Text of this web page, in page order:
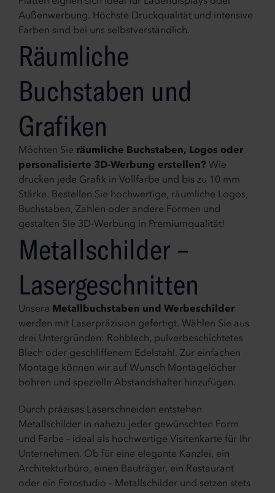
Außenwerbung. Höchste Druckqualität und intensive
Farben sind bei uns selbstverständlich.
Räumliche
Buchstaben und
Grafiken
Möchten Sie räumliche Buchstaben, Logos oder
personalisierte 3D-Werbung erstellen? Wie
drucken jede Grafik in Vollfarbe und bis zu 10 mm
Stärke. Bestellen Sie hochwertige, räumliche Logos,
Buchstaben, Zahlen oder andere Formen und
gestalten Sie 3D-Werbung in Premiumqualität!
Metallschilder –
Lasergeschnitten
Unsere Metallbuchstaben und Werbeschilder
werden mit Laserpräzision gefertigt. Wählen Sie aus
drei Untergründen: Rohblech, pulverbeschichtetes
Blech oder geschliffenem Edelstahl. Zur einfachen
Montage können wir auf Wunsch Montagelöcher
bohren und spezielle Abstandshalter hinzufügen.
Durch präzises Laserschneiden entstehen
Metallschilder in nahezu jeder gewünschten Form
und Farbe – ideal als hochwertige Visitenkarte für Ihr
Unternehmen. Ob für eine elegante Kanzlei, ein
Architekturbüro, einen Bauträger, ein Restaurant
oder ein Fotostudio – Metallschilder und setzen stets